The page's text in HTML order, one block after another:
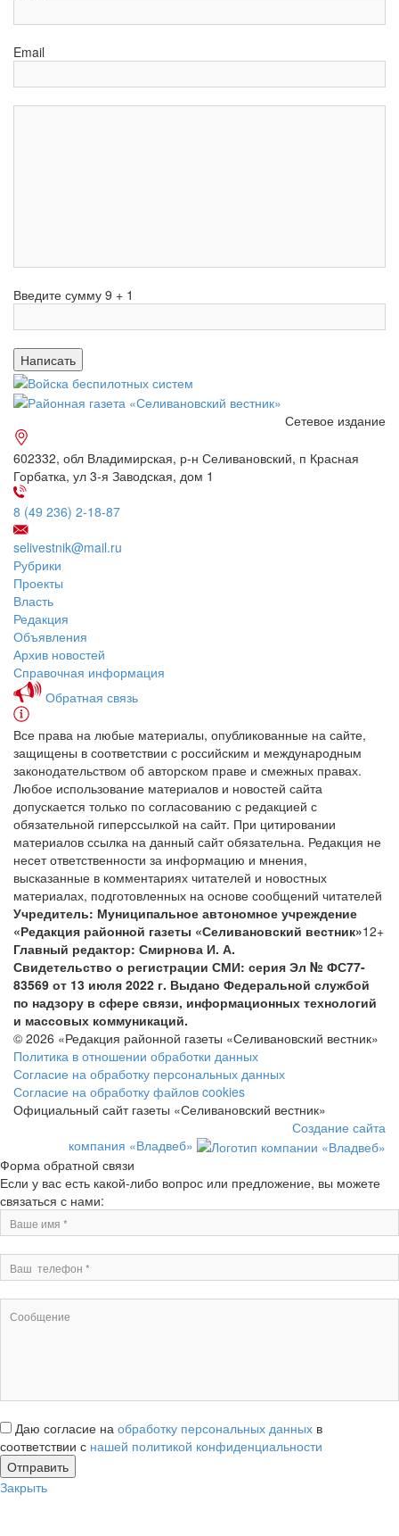
Email
Введите сумму 9 + 1
Сетевое издание
602332, обл Владимирская, р-н Селивановский, п Красная
Горбатка, ул 3-я Заводская, дом 1
8 (49 236) 2-18-87
selivestnik@mail.ru
Рубрики
Проекты
Власть
Редакция
Объявления
Архив новостей
Справочная информация
Обратная связь
Все права на любые материалы, опубликованные на сайте,
защищены в соответствии с российским и международным
законодательством об авторском праве и смежных правах.
Любое использование материалов и новостей сайта
допускается только по согласованию с редакцией с
обязательной гиперссылкой на сайт. При цитировании
материалов ссылка на данный сайт обязательна. Редакция не
несет ответственности за информацию и мнения,
высказанные в комментариях читателей и новостных
материалах, подготовленных на основе сообщений читателей
Учредитель: Муниципальное автономное учреждение
«Редакция районной газеты «Селивановский вестник»12+
Главный редактор: Смирнова И. А.
Свидетельство о регистрации СМИ: серия Эл № ФС77-
83569 от 13 июля 2022 г. Выдано Федеральной службой
по надзору в сфере связи, информационных технологий
и массовых коммуникаций.
© 2026 «Редакция районной газеты «Селивановский вестник»
Политика в отношении обработки данных
Согласие на обработку персональных данных
Согласие на обработку файлов cookies
Официальный сайт газеты «Селивановский вестник»
Создание сайта
компания «Владвеб»
Форма обратной связи
Если у вас есть какой-либо вопрос или предложение, вы можете
связаться с нами:
Даю согласие на обработку персональных данных в
соответствии с нашей политикой конфиденциальности
Закрыть